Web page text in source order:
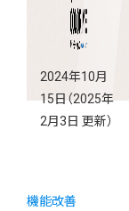
2024年10月
15日（2025年
2月3日 更新）
機能改善